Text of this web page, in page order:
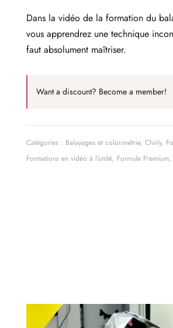
Dans la vidéo de la formation du
vous apprendrez une technique
faut absolument maîtriser.
Want a discount? Become a member!
Catégories : Balayages et colorimétrie, Chirly,
Formations en vidéo à l'unité, Formule Premium,